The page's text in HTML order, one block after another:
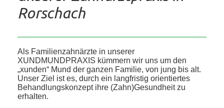
Rorschach
Als Familienzahnärzte in unserer
XUNDMUNDPRAXIS kümmern wir uns um den
„xunden“ Mund der ganzen Familie, von jung bis alt.
Unser Ziel ist es, durch ein langfristig orientiertes
Behandlungskonzept ihre (Zahn)Gesundheit zu
erhalten.